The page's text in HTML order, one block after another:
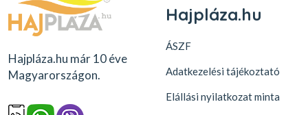
Hajpláza.hu már 10 éve
Magyarországon.
Hajpláza.hu
ÁSZF
Adatkezelési tájékoztató
Elállási nyilatkozat minta